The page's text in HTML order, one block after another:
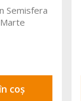
Semisfera
coș